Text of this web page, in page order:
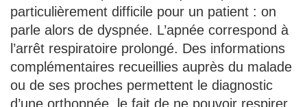
particulièrement difficile pour un patient : on
parle alors de dyspnée. L’apnée correspond à
l’arrêt respiratoire prolongé. Des informations
complémentaires recueillies auprès du malade
ou de ses proches permettent le diagnostic
d’une orthopnée, le fait de ne pouvoir respirer